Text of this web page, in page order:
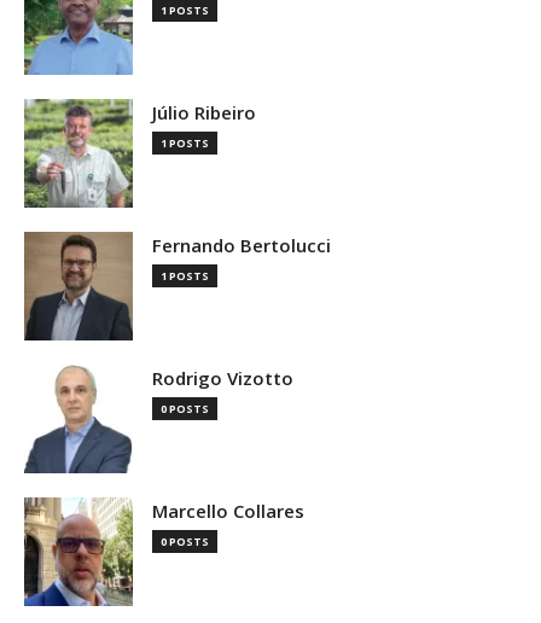
1 POSTS
Júlio Ribeiro
1 POSTS
Fernando Bertolucci
1 POSTS
Rodrigo Vizotto
0 POSTS
Marcello Collares
0 POSTS